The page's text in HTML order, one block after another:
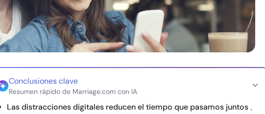
Conclusiones clave
Resumen rápido de Marriage.com con IA
Las distracciones digitales reducen el tiempo que pasamos juntos ,